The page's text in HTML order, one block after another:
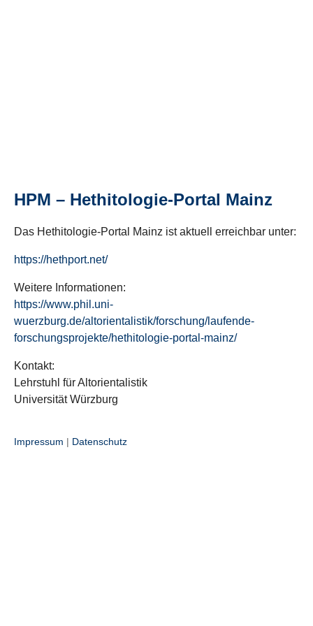
HPM – Hethitologie-Portal Mainz
Das Hethitologie-Portal Mainz ist aktuell erreichbar unter:
https://hethport.net/
Weitere Informationen:
https://www.phil.uni-
wuerzburg.de/altorientalistik/forschung/laufende-
forschungsprojekte/hethitologie-portal-mainz/
Kontakt:
Lehrstuhl für Altorientalistik
Universität Würzburg
Impressum | Datenschutz